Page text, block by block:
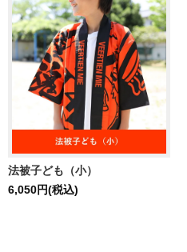
法被子ども（小）
6,050円(税込)